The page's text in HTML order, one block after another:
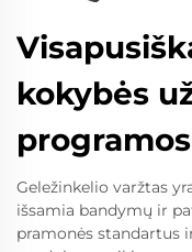
kokybės
programos
Geležinkelio varžtas
išsamia bandymų ir
pramonės standartus